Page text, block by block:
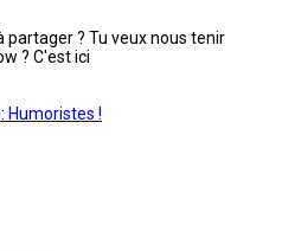
partager ? Tu veux nous tenir
? C'est ici
Humoristes !